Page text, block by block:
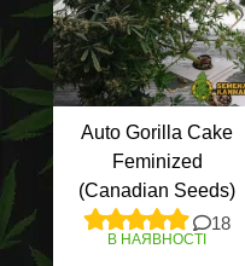
Auto Gorilla Cake
Feminized
(Canadian Seeds)
18
В НАЯВНОСТІ